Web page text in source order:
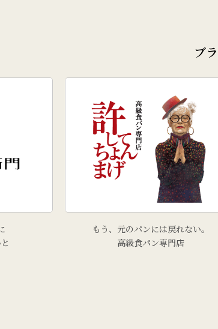
ブ
もう、元のパンには戻れない。
高級食パン専門店